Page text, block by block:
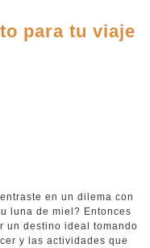
para tu viaje
en un dilema con
luna de miel? Entonces
un destino ideal tomando
y las actividades que